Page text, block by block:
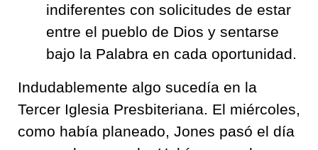
indiferentes con solicitudes de estar
entre el pueblo de Dios y sentarse
bajo la Palabra en cada oportunidad.
Indudablemente algo sucedía en la
Tercer Iglesia Presbiteriana. El miércoles,
como había planeado, Jones pasó el día